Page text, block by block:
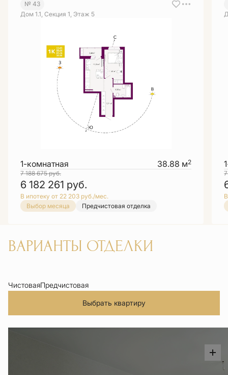
№ 43
Дом 1.1, Секция 1, Этаж 5
1-комнатная 38.88 м2
7 188 675руб.
6 182 261 руб.
В ипотеку от 22 203 руб./мес.
Выбор месяца
Предчистовая отделка
ВАРИАНТЫ ОТДЕЛКИ
ЧистоваяПредчистовая
Выбрать квартиру